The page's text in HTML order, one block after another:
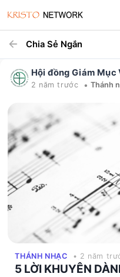
Chia Sẻ Ngắn
Hội đồng Giám Mục
2 năm trước • Thánh
THÁNH NHẠC • 2 năm
5 LỜI KHUYÊN